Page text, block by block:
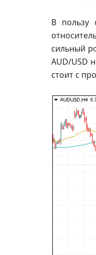
В пользу
сильный
AUD/USD
стоит с